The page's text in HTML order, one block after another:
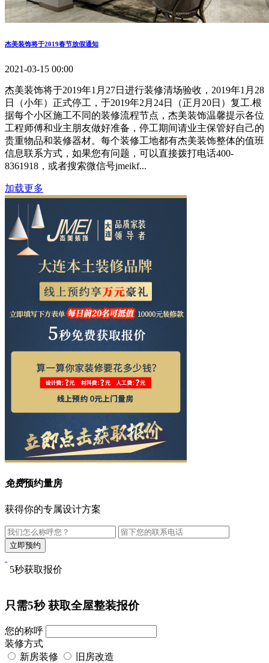
杰美装饰将于2019春节放假通知
2021-03-15 00:00
杰美装饰将于2019年1月27日进行装修清场验收，2019年1月28
日（小年）正式停工，于2019年2月24日（正月20日）复工.根
据每个小区施工不同的装修流程节点，杰美装饰温馨提示各位
工程师傅和业主朋友做好准备，停工期间请业主保管好自己的
贵重物品和装修器材。每个装修工地都有杰美装饰整体的值班
信息联系方式，如果您有问题，可以直接拨打电话400-
8361918，或者搜索微信号jmeikf...
加载更多
免费预约量房
获得你的专属设计方案
5秒获取报价
只需5秒获取全屋整装报价
您的称呼
装修方式
新房装修
旧房改造